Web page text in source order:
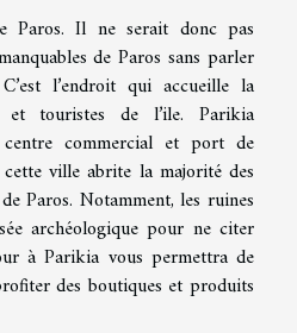
Paros. Il ne serait donc pas
de Paros sans parler
l’endroit qui accueille la
et touristes de l’ile. Parikia
commercial et port de
ville abrite la majorité des
Paros. Notamment, les ruines
archéologique pour ne citer
à Parikia vous permettra de
des boutiques et produits